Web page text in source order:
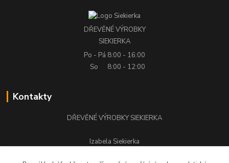
DŘEVĚNÉ VÝROBKY
SIEKIERKA
Po - Pá 8:00 - 16:00
So
8:00 - 12:00
Kontakty
DŘEVĚNÉ VÝROBKY SIEKIERKA
Izabela Siekierka